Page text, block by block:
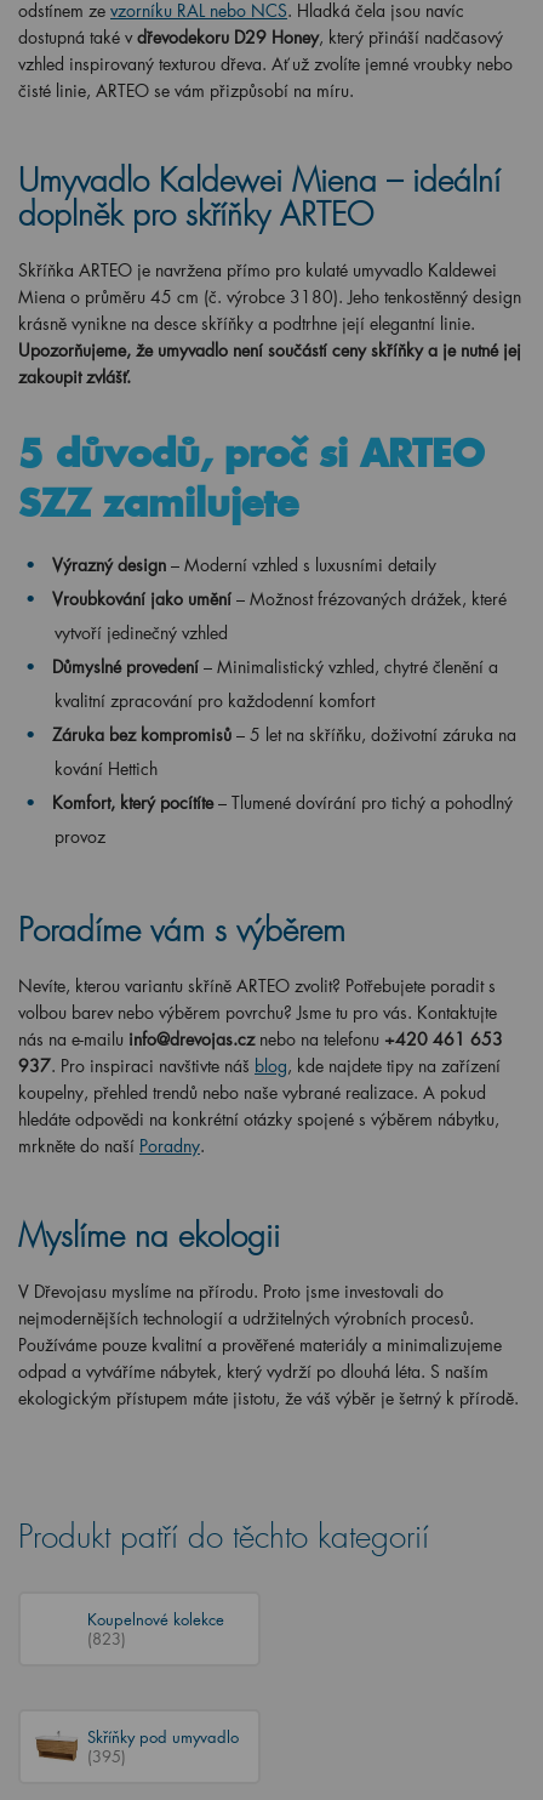
odstínem ze vzorníku RAL nebo NCS. Hladká čela jsou navíc
dostupná také v dřevodekoru D29 Honey, který přináší nadčasový
vzhled inspirovaný texturou dřeva. Ať už zvolíte jemné vroubky nebo
čisté linie, ARTEO se vám přizpůsobí na míru.
Umyvadlo Kaldewei Miena – ideální
doplněk pro skříňky ARTEO
Skříňka ARTEO je navržena přímo pro kulaté umyvadlo Kaldewei
Miena o průměru 45 cm (č. výrobce 3180). Jeho tenkostěnný design
krásně vynikne na desce skříňky a podtrhne její elegantní linie.
Upozorňujeme, že umyvadlo není součástí ceny skříňky a je nutné jej
zakoupit zvlášť.
5 důvodů, proč si ARTEO
SZZ zamilujete
Výrazný design – Moderní vzhled s luxusními detaily
Vroubkování jako umění – Možnost frézovaných drážek, které
vytvoří jedinečný vzhled
Důmyslné provedení – Minimalistický vzhled, chytré členění a
kvalitní zpracování pro každodenní komfort
Záruka bez kompromisů – 5 let na skříňku, doživotní záruka na
kování Hettich
Komfort, který pocítíte – Tlumené dovírání pro tichý a pohodlný
provoz
Poradíme vám s výběrem
Nevíte, kterou variantu skříně ARTEO zvolit? Potřebujete poradit s
volbou barev nebo výběrem povrchu? Jsme tu pro vás. Kontaktujte
nás na e-mailu info@drevojas.cz nebo na telefonu +420 461 653
937. Pro inspiraci navštivte náš blog, kde najdete tipy na zařízení
koupelny, přehled trendů nebo naše vybrané realizace. A pokud
hledáte odpovědi na konkrétní otázky spojené s výběrem nábytku,
mrkněte do naší Poradny.
Myslíme na ekologii
V Dřevojasu myslíme na přírodu. Proto jsme investovali do
nejmodernějších technologií a udržitelných výrobních procesů.
Používáme pouze kvalitní a prověřené materiály a minimalizujeme
odpad a vytváříme nábytek, který vydrží po dlouhá léta. S naším
ekologickým přístupem máte jistotu, že váš výběr je šetrný k přírodě.
Produkt patří do těchto kategorií
Koupelnové kolekce
(823)
Skříňky pod umyvadlo
(395)